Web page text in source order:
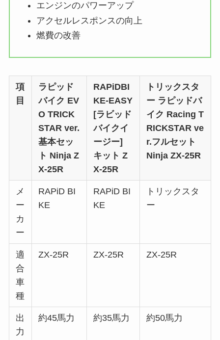
エンジンのパワーアップ
アクセルレスポンスの向上
燃費の改善
項
目
ラピッド
バイク EV
O TRICK
STAR ver.
基本セッ
ト Ninja Z
X-25R
RAPiDBI
KE-EASY
[ラビッド
バイクイ
ージー]
キット Z
X-25R
トリックスタ
ー ラピッドバ
イク Racing T
RICKSTAR ve
r.フルセット
Ninja ZX-25R
メ
ー
カ
ー
RAPiD BI
KE
RAPiD BI
KE
トリックスタ
ー
適
合
車
種
ZX-25R ZX-25R ZX-25R
出
力
約45馬力 約35馬力 約50馬力